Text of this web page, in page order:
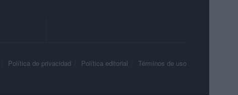
Política de privacidad Política editorial Términos de uso